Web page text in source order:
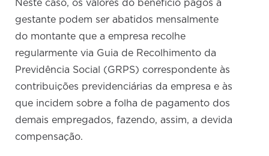
Neste caso, os valores do benefício pagos à
gestante podem ser abatidos mensalmente
do montante que a empresa recolhe
regularmente via Guia de Recolhimento da
Previdência Social (GRPS) correspondente às
contribuições previdenciárias da empresa e às
que incidem sobre a folha de pagamento dos
demais empregados, fazendo, assim, a devida
compensação.